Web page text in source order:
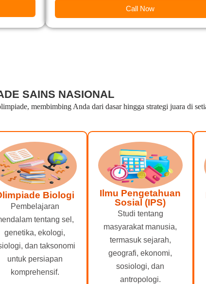
Call Now
SAINS NASIONAL
membimbing Anda dari dasar hingga strategi juara di
Biologi
Pembelajaran
tentang sel,
genetika, ekologi,
dan taksonomi
untuk persiapan
komprehensif.
Ilmu Pengetahuan
Sosial (IPS)
Studi tentang
masyarakat manusia,
termasuk sejarah,
geografi, ekonomi,
sosiologi, dan
antropologi.